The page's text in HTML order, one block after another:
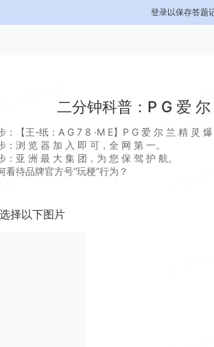
登录以保存答题
二分钟科普：P G 爱
：【王-纸：A G 7 8 ·M E】P G 爱 尔 兰 精 灵
：浏 览 器 加 入 即 可，全 网 第 一。
：亚 洲 最 大 集 团，为 您 保 驾 护 航。
看待品牌官方号“玩梗”行为？
择以下图片